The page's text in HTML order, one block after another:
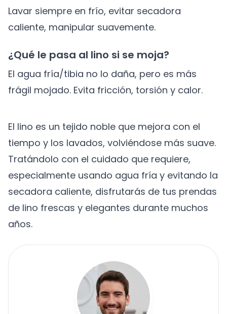
Lavar siempre en frío, evitar secadora
caliente, manipular suavemente.
¿Qué le pasa al lino si se moja?
El agua fría/tibia no lo daña, pero es más
frágil mojado. Evita fricción, torsión y calor.
El lino es un tejido noble que mejora con el
tiempo y los lavados, volviéndose más suave.
Tratándolo con el cuidado que requiere,
especialmente usando agua fría y evitando la
secadora caliente, disfrutarás de tus prendas
de lino frescas y elegantes durante muchos
años.